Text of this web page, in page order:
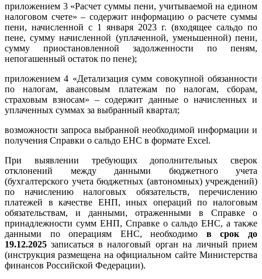
приложением 3 «Расчет суммы пени, учитываемой на едином
налоговом счете» – содержит информацию о расчете суммы
пени, начисленной с 1 января 2023 г. (входящее сальдо по
пене, сумму начисленной (уплаченной, уменьшенной) пени,
сумму приостановленной задолженности по пеням,
непогашенный остаток по пене);
приложением 4 «Детализация сумм совокупной обязанности
по налогам, авансовым платежам по налогам, сборам,
страховым взносам» – содержит данные о начисленных и
уплаченных суммах за выбранный квартал;
возможности запроса выбранной необходимой информации и
получения Справки о сальдо ЕНС в формате Excel.
При выявлении требующих дополнительных сверок
отклонений между данными бюджетного учета
(бухгалтерского учета бюджетных (автономных) учреждений)
по начислению налоговых обязательств, перечислению
платежей в качестве ЕНП, иных операций по налоговым
обязательствам, и данными, отраженными в Справке о
принадлежности сумм ЕНП, Справке о сальдо ЕНС, а также
данными по операциям ЕНС, необходимо в срок до
19.12.2025записаться в налоговый орган на личный прием
(инструкция размещена на официальном сайте Министерства
финансов Российской Федерации).